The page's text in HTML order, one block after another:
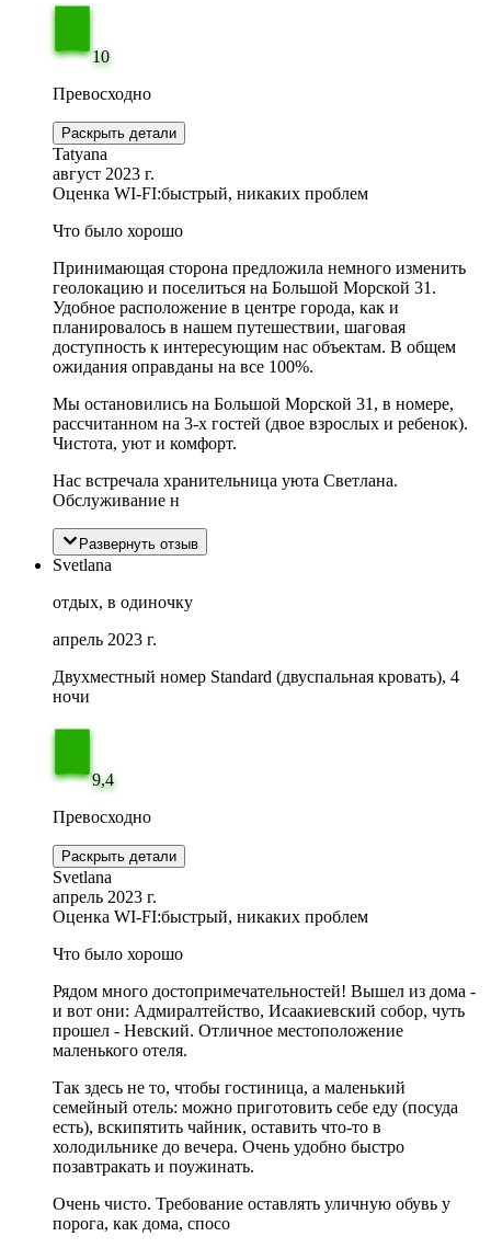
10
Превосходно
Раскрыть детали
Tatyana
август 2023 г.
Оценка WI-FI:быстрый, никаких проблем
Что было хорошо
Принимающая сторона предложила немного изменить
геолокацию и поселиться на Большой Морской 31.
Удобное расположение в центре города, как и
планировалось в нашем путешествии, шаговая
доступность к интересующим нас объектам. В общем
ожидания оправданы на все 100%.
Мы остановились на Большой Морской 31, в номере,
рассчитанном на 3-х гостей (двое взрослых и ребенок).
Чистота, уют и комфорт.
Нас встречала хранительница уюта Светлана.
Обслуживание н
Развернуть отзыв
Svetlana
отдых, в одиночку
апрель 2023 г.
Двухместный номер Standard (двуспальная кровать), 4
ночи
9,4
Превосходно
Раскрыть детали
Svetlana
апрель 2023 г.
Оценка WI-FI:быстрый, никаких проблем
Что было хорошо
Рядом много достопримечательностей! Вышел из дома -
и вот они: Адмиралтейство, Исаакиевский собор, чуть
прошел - Невский. Отличное местоположение
маленького отеля.
Так здесь не то, чтобы гостиница, а маленький
семейный отель: можно приготовить себе еду (посуда
есть), вскипятить чайник, оставить что-то в
холодильнике до вечера. Очень удобно быстро
позавтракать и поужинать.
Очень чисто. Требование оставлять уличную обувь у
порога, как дома, спосо